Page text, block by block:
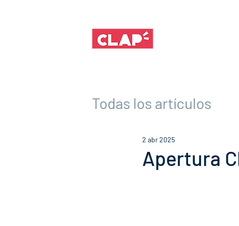
Todas los artículos
Apertura
2 abr 2025